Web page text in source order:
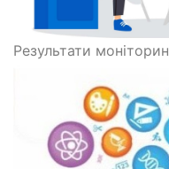
Результати